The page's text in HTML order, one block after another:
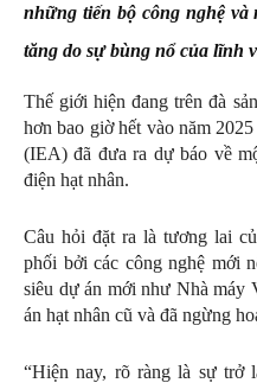
những tiến bộ công nghệ
tăng do sự bùng nổ của lĩnh
Thế giới hiện đang trên đà
hơn bao giờ hết vào năm
(IEA) đã đưa ra dự báo về
điện hạt nhân.
Câu hỏi đặt ra là tương lai
phối bởi các công nghệ mới
siêu dự án mới như Nhà máy
án hạt nhân cũ và đã ngừng
“Hiện nay, rõ ràng là sự trở